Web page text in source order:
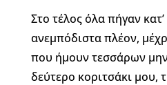
Στο τέλος όλα πήγαν
ανεμπόδιστα πλέον,
που ήμουν τεσσάρων
δεύτερο κοριτσάκι μου,